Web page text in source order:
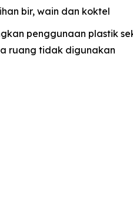
bir, wain dan koktel
penggunaan plastik
ruang tidak digunakan